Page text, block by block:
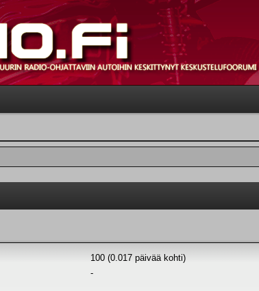
100 (0.017 päivää kohti)
-